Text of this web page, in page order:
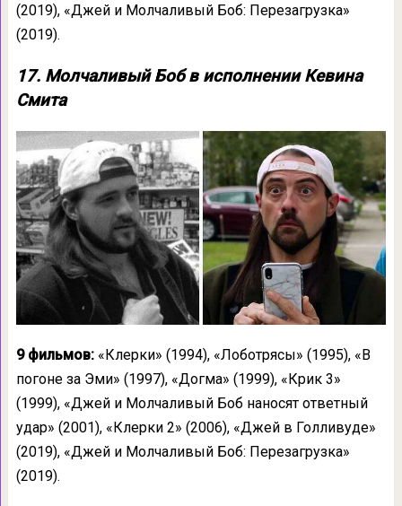
(2019), «Джей и Молчаливый Боб: Перезагрузка»
(2019).
17. Молчаливый Боб в исполнении Кевина
Смита
9 фильмов:«Клерки» (1994), «Лоботрясы» (1995), «В
погоне за Эми» (1997), «Догма» (1999), «Крик 3»
(1999), «Джей и Молчаливый Боб наносят ответный
удар» (2001), «Клерки 2» (2006), «Джей в Голливуде»
(2019), «Джей и Молчаливый Боб: Перезагрузка»
(2019).